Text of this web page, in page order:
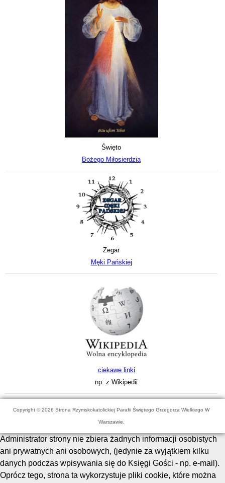
Święto
Bożego Miłosierdzia
Zegar
Męki Pańskiej
ciekawe linki
np. z Wikipedii
Copyright © 2026 Strona Rzymskokatolickiej Parafii Świętego Grzegorza Wielkiego W
Warszawie.
Administrator strony nie zbiera żadnych informacji osobistych
ani prywatnych ani osobowych, (jedynie za wyjątkiem kilku
danych podczas wpisywania się do Księgi Gości - np. e-mail).
Oprócz tego, strona ta wykorzystuje pliki cookie, które można